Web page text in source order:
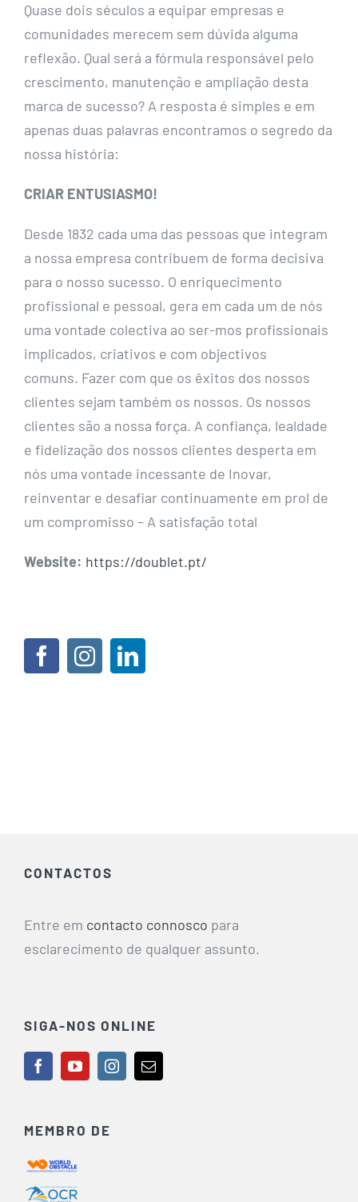
Quase dois séculos a equipar empresas e
comunidades merecem sem dúvida alguma
reflexão. Qual será a fórmula responsável pelo
crescimento, manutenção e ampliação desta
marca de sucesso? A resposta é simples e em
apenas duas palavras encontramos o segredo da
nossa história:
CRIAR ENTUSIASMO!
Desde 1832 cada uma das pessoas que integram
a nossa empresa contribuem de forma decisiva
para o nosso sucesso. O enriquecimento
profissional e pessoal, gera em cada um de nós
uma vontade colectiva ao ser-mos profissionais
implicados, criativos e com objectivos
comuns. Fazer com que os êxitos dos nossos
clientes sejam também os nossos. Os nossos
clientes são a nossa força. A confiança, lealdade
e fidelização dos nossos clientes desperta em
nós uma vontade incessante de Inovar,
reinventar e desafiar continuamente em prol de
um compromisso – A satisfação total
Website: https://doublet.pt/
CONTACTOS
Entre em contacto connosco para
esclarecimento de qualquer assunto.
SIGA-NOS ONLINE
MEMBRO DE